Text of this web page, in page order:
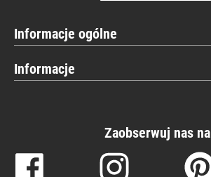
Informacje ogólne
Informacje
Zaobserwuj nas na